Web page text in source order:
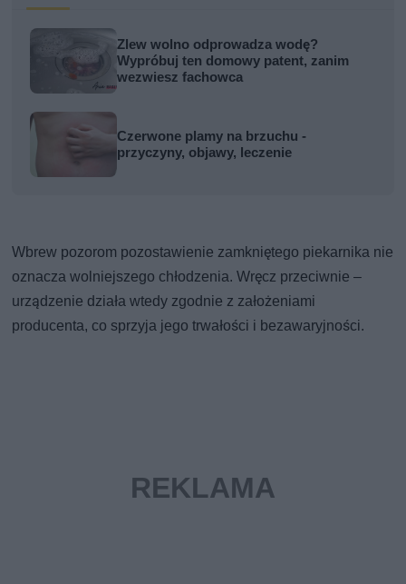
Zlew wolno odprowadza wodę?
Wypróbuj ten domowy patent, zanim
wezwiesz fachowca
Czerwone plamy na brzuchu -
przyczyny, objawy, leczenie
Wbrew pozorom pozostawienie zamkniętego piekarnika nie
oznacza wolniejszego chłodzenia. Wręcz przeciwnie –
urządzenie działa wtedy zgodnie z założeniami
producenta, co sprzyja jego trwałości i bezawaryjności.